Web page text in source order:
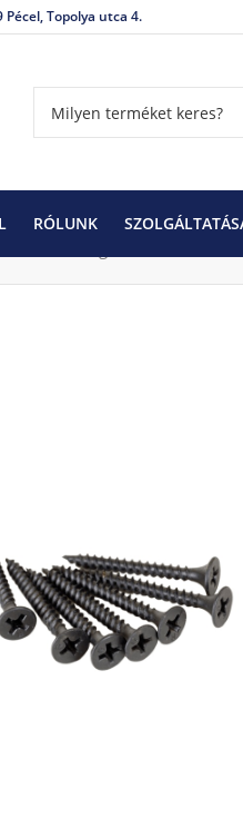
Topolya utca 4.
RÓLUNK